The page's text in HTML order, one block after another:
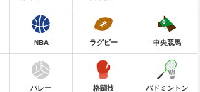
NBA ラグビー 中央競馬
バレー 格闘技 バドミントン